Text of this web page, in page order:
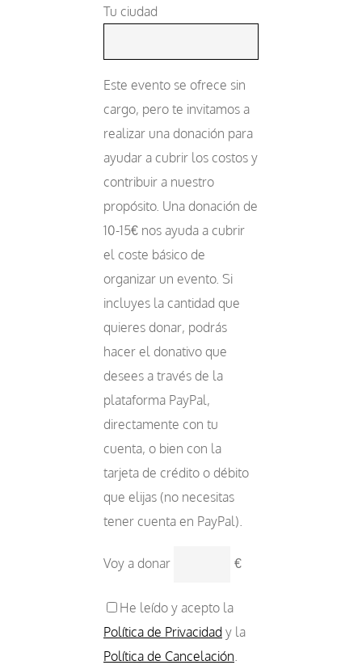
Tu ciudad
Este evento se ofrece sin
cargo, pero te invitamos a
realizar una donación para
ayudar a cubrir los costos y
contribuir a nuestro
propósito. Una donación de
10-15€ nos ayuda a cubrir
el coste básico de
organizar un evento. Si
incluyes la cantidad que
quieres donar, podrás
hacer el donativo que
desees a través de la
plataforma PayPal,
directamente con tu
cuenta, o bien con la
tarjeta de crédito o débito
que elijas (no necesitas
tener cuenta en PayPal).
Voy a donar €
He leído y acepto la
Política de Privacidad y la
Política de Cancelación